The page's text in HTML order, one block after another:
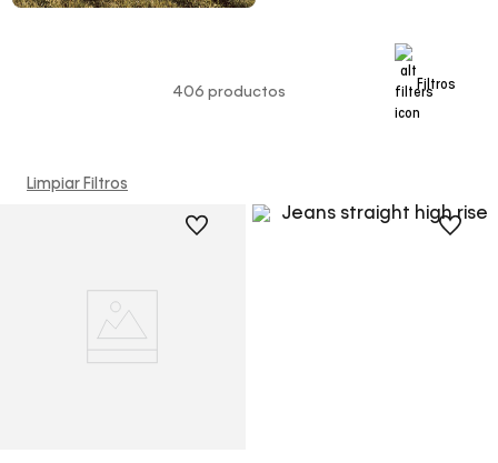
406 productos
Filtros